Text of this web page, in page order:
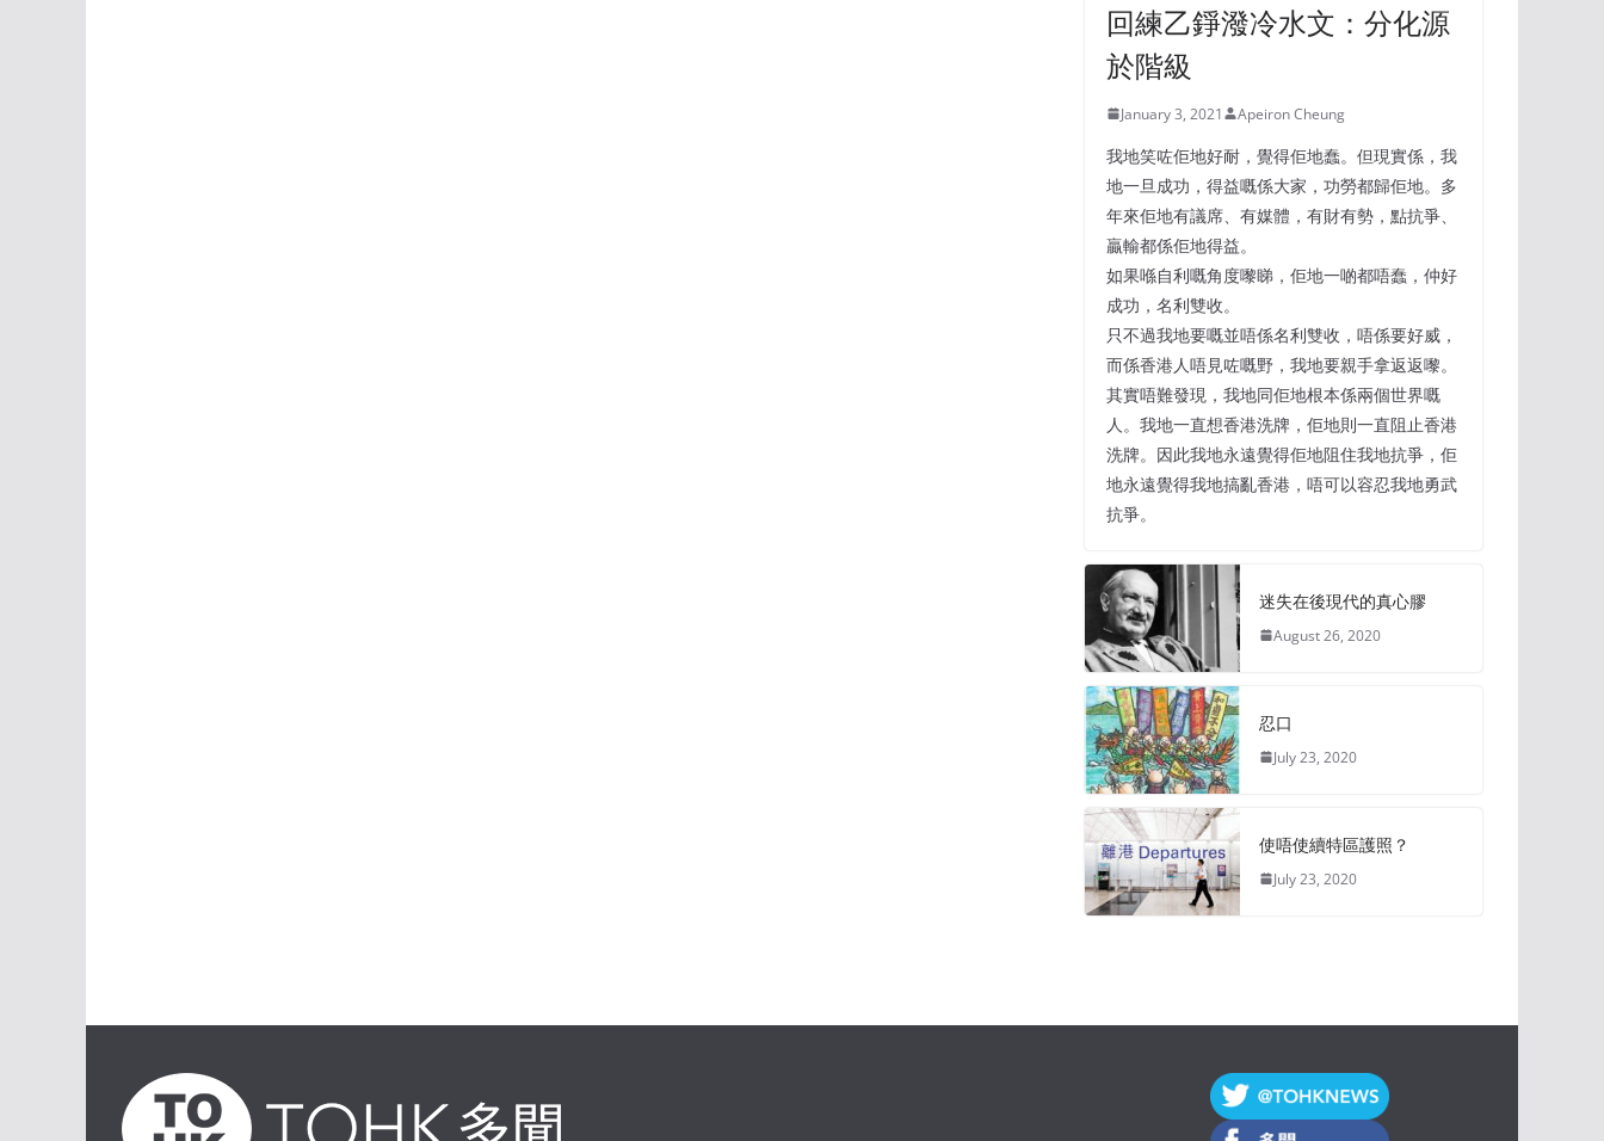
回練乙錚潑冷水文：分化源
於階級
January 3, 2021 Apeiron Cheung
我地笑咗佢地好耐，覺得佢地蠢。但現實係，我
地一旦成功，得益嘅係大家，功勞都歸佢地。多
年來佢地有議席、有媒體，有財有勢，點抗爭、
贏輸都係佢地得益。
如果喺自利嘅角度嚟睇，佢地一啲都唔蠢，仲好
成功，名利雙收。
只不過我地要嘅並唔係名利雙收，唔係要好威，
而係香港人唔見咗嘅野，我地要親手拿返返嚟。
其實唔難發現，我地同佢地根本係兩個世界嘅
人。我地一直想香港洗牌，佢地則一直阻止香港
洗牌。因此我地永遠覺得佢地阻住我地抗爭，佢
地永遠覺得我地搞亂香港，唔可以容忍我地勇武
抗爭。
迷失在後現代的真心膠
August 26, 2020
忍口
July 23, 2020
使唔使續特區護照？
July 23, 2020